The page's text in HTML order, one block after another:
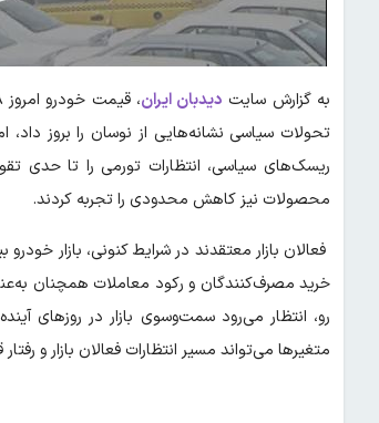
به گزارش سایت دیدبان ایران
تحولات سیاسی نشانه‌هایی از نوسان را بروز
ریسک‌های سیاسی، انتظارات تورمی را تا حدی
محصولات نیز کاهش محدودی را تجربه کردند.
فعالان بازار معتقدند در شرایط کنونی، بازار
خرید مصرف‌کنندگان و رکود معاملات همچنان
رو، انتظار می‌رود سمت‌وسوی بازار در روزهای
متغیرها می‌تواند مسیر انتظارات فعالان بازار و